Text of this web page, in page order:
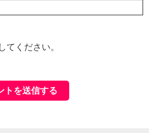
てください。